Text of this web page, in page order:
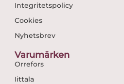
Integritetspolicy
Cookies
Nyhetsbrev
Varumärken
Orrefors
Iittala